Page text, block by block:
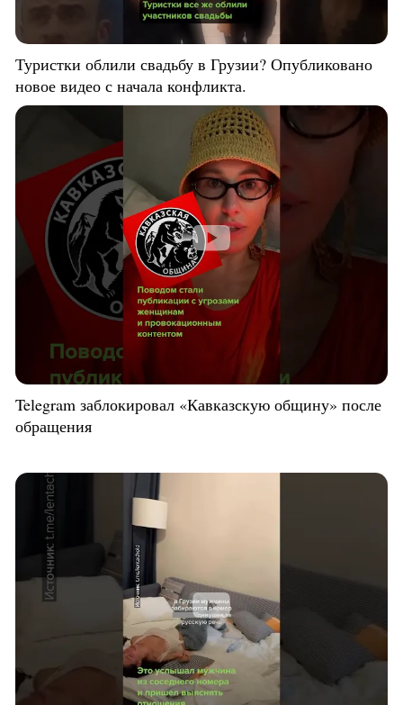
Туристки облили свадьбу в Грузии? Опубликовано
новое видео с начала конфликта.
Telegram заблокировал «Кавказскую общину» после
обращения